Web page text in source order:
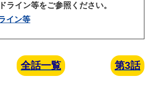
ライン等をご参照ください。
イン等
全話一覧 第3話